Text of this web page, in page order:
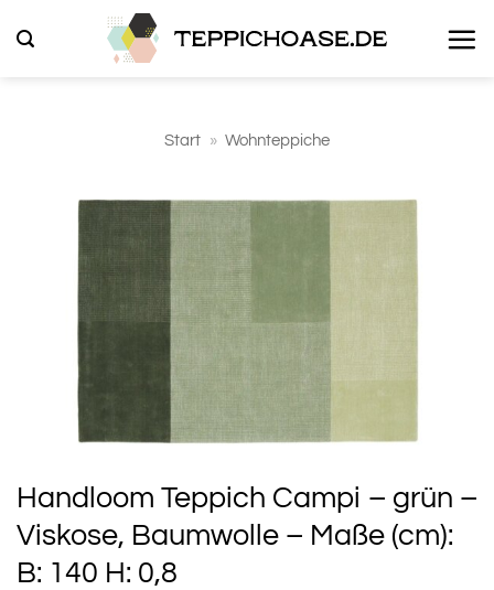
Inhalt
Start » Wohnteppiche
Handloom Teppich Campi – grün –
Viskose, Baumwolle – Maße (cm):
B: 140 H: 0,8